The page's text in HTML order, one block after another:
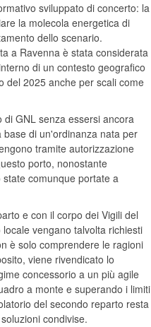
sviluppato di concerto: la
la molecola energetica di
dello scenario.
a Ravenna è stata considerata
di un contesto geografico
del 2025 anche per scali come
GNL senza essersi ancora
di un'ordinanza nata per
tramite autorizzazione
porto, nonostante
comunque portate a
e con il corpo dei Vigili del
vengano talvolta richiesti
è solo comprendere le ragioni
viene rivendicato lo
concessorio a un più agile
a monte e superando i limiti
del secondo reparto resta
condivise.